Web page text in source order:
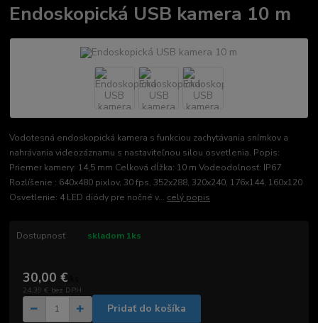
Endoskopická USB kamera 10 m
Vodotesná endoskopická kamera s funkciou zachytávania snímkov a
nahrávania videozáznamu s nastaviteľnou silou osvetlenia. Popis:
Priemer kamery: 14,5 mm Celková dĺžka: 10 m Vodeodolnosť: IP67
Rozlíšenie : 640x480 pixlov, 30 fps, 352x288, 320x240, 176x144, 160x120
Osvetlenie: 4 LED diódy pre nočné v... celý popis
Dostupnosť skladom 1ks
30,00 €
24,39 € bez DPH
Pridať do košíka